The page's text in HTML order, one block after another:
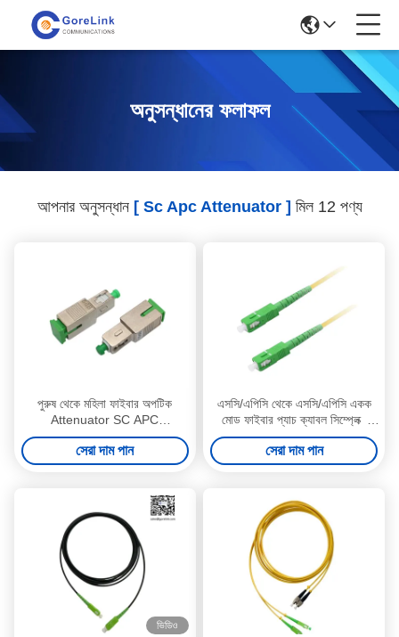
অনুসন্ধানের ফলাফল
আপনার অনুসন্ধান [ Sc Apc Attenuator ] মিল 12 পণ্য
পুরুষ থেকে মহিলা ফাইবার অপটিক
Attenuator SC APC
Attenuator একক মোড 10dB
সেরা দাম পান
এসসি/এপিসি থেকে এসসি/এপিসি একক
মোড ফাইবার প্যাচ ক্যাবল সিম্প্লেক্স
এলএসজেডএইচ 3 মি 2.0 মিমি প্যাচ
কর্ড
সেরা দাম পান
ভিডিও